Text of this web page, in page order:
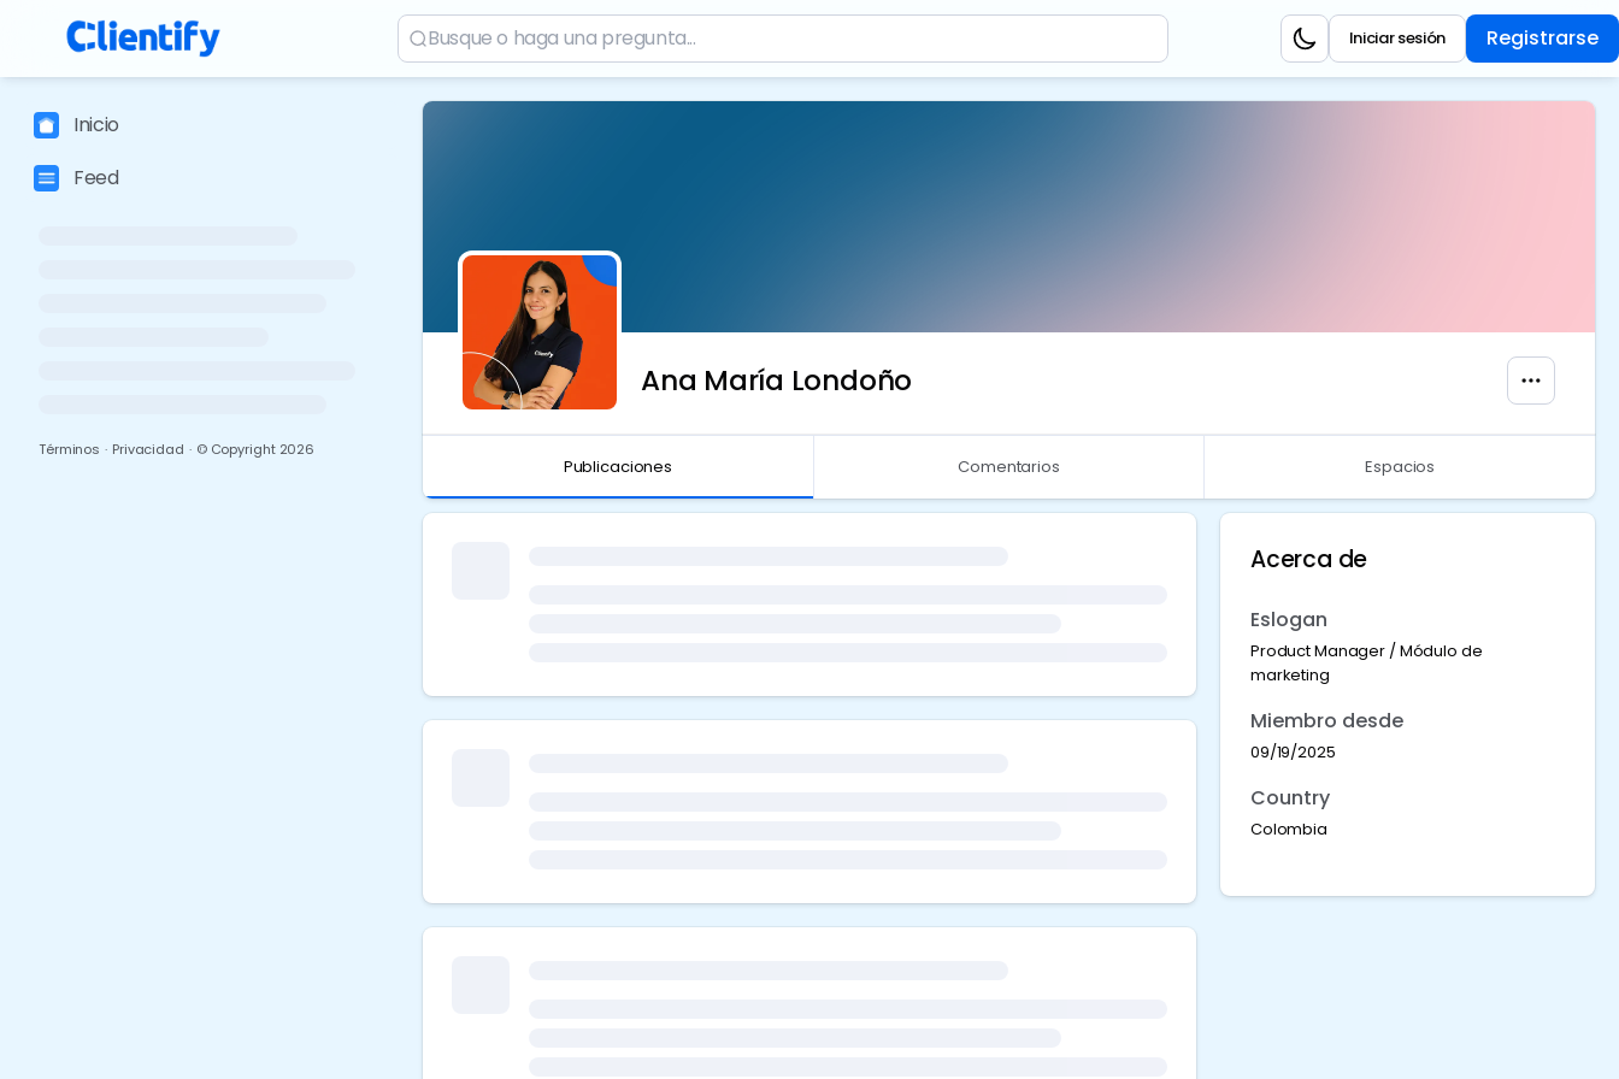
Registrarse
Iniciar sesión
Inicio
Feed
Términos · Privacidad · © Copyright 2026
Ana María Londoño
Publicaciones Comentarios Espacios
Acerca de
Eslogan
Product Manager / Módulo de
marketing
Miembro desde
09/19/2025
Country
Colombia